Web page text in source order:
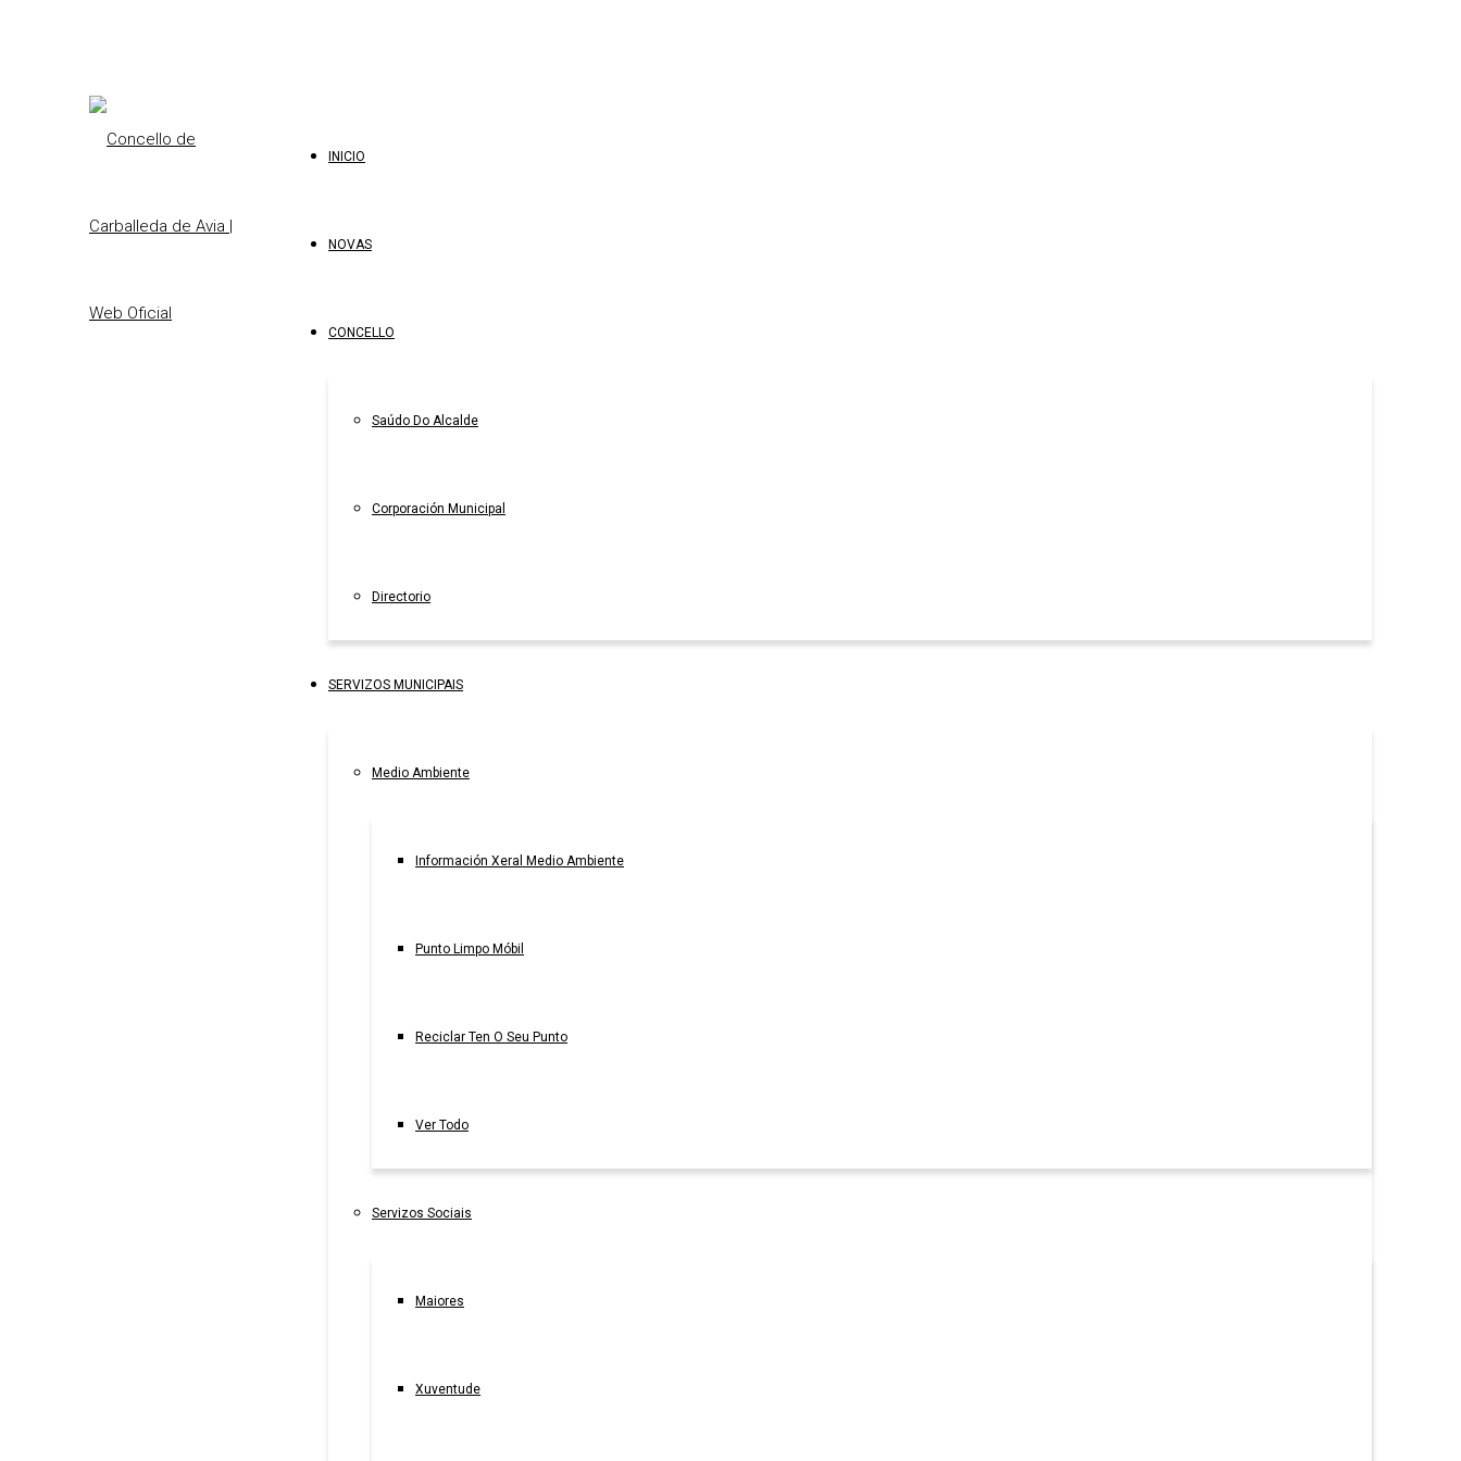
INICIO
NOVAS
CONCELLO
Saúdo Do Alcalde
Corporación Municipal
Directorio
SERVIZOS MUNICIPAIS
Medio Ambiente
Información Xeral Medio Ambiente
Punto Limpo Móbil
Reciclar Ten O Seu Punto
Ver Todo
Servizos Sociais
Maiores
Xuventude